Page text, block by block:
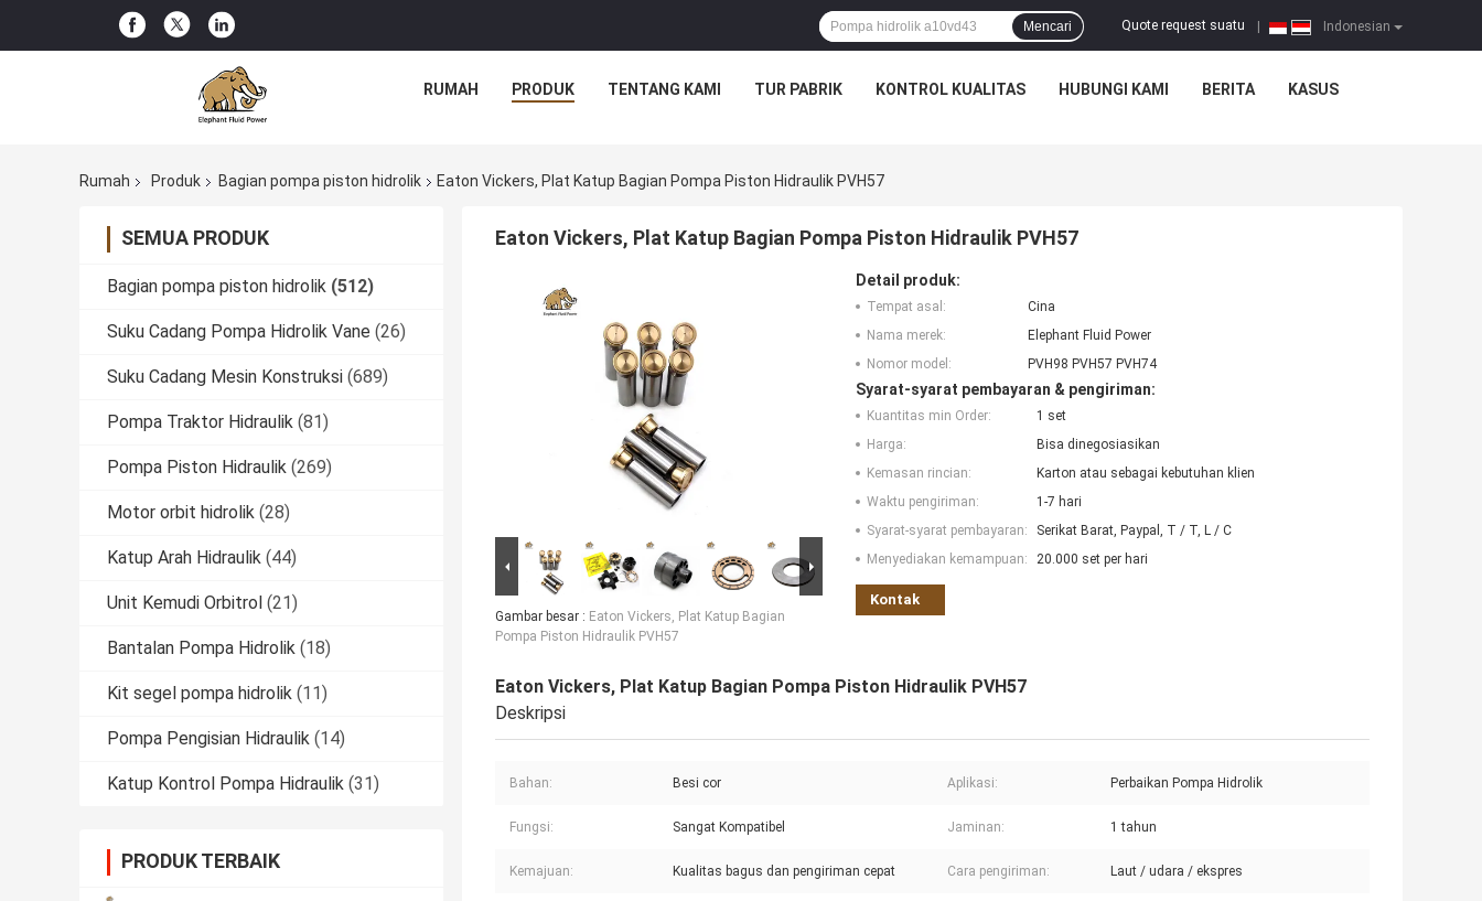
Indonesian
Quote request suatu
Mencari
RUMAH PRODUK TENTANG KAMI TUR PABRIK KONTROL KUALITAS HUBUNGI KAMI BERITA KASUS
Rumah Produk Bagian pompa piston hidrolik Eaton Vickers, Plat Katup Bagian Pompa Piston Hidraulik PVH57
SEMUA PRODUK
Bagian pompa piston hidrolik (512)
Suku Cadang Pompa Hidrolik Vane (26)
Suku Cadang Mesin Konstruksi (689)
Pompa Traktor Hidraulik (81)
Pompa Piston Hidraulik (269)
Motor orbit hidrolik (28)
Katup Arah Hidraulik (44)
Unit Kemudi Orbitrol (21)
Bantalan Pompa Hidrolik (18)
Kit segel pompa hidrolik (11)
Pompa Pengisian Hidraulik (14)
Katup Kontrol Pompa Hidraulik (31)
PRODUK TERBAIK
Eaton Vickers, Plat Katup Bagian Pompa Piston Hidraulik PVH57
Gambar besar : Eaton Vickers, Plat Katup Bagian
Pompa Piston Hidraulik PVH57
Detail produk:
Tempat asal:
Cina
Nama merek:
Elephant Fluid Power
Nomor model:
PVH98 PVH57 PVH74
Syarat-syarat pembayaran & pengiriman:
Kuantitas min Order:
1 set
Harga:
Bisa dinegosiasikan
Kemasan rincian:
Karton atau sebagai kebutuhan klien
Waktu pengiriman:
1-7 hari
Syarat-syarat pembayaran:
Serikat Barat, Paypal, T / T, L / C
Menyediakan kemampuan:
20.000 set per hari
Kontak
Eaton Vickers, Plat Katup Bagian Pompa Piston Hidraulik PVH57
Deskripsi
Bahan: Besi cor Aplikasi: Perbaikan Pompa Hidrolik
Fungsi: Sangat Kompatibel Jaminan: 1 tahun
Kemajuan: Kualitas bagus dan pengiriman cepat Cara pengiriman: Laut / udara / ekspres